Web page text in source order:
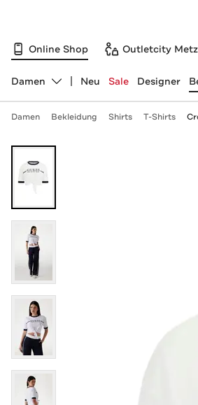
Online Shop Outletcity
Abteilung ändern, ausgewählt:
Damen Neu Sale Designer
Damen Bekleidung Shirts T-Shirts